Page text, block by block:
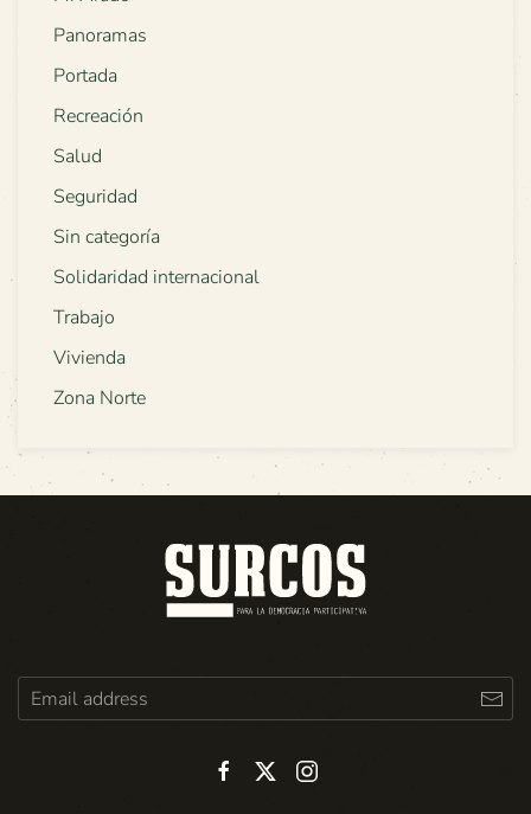
Panoramas
Portada
Recreación
Salud
Seguridad
Sin categoría
Solidaridad internacional
Trabajo
Vivienda
Zona Norte